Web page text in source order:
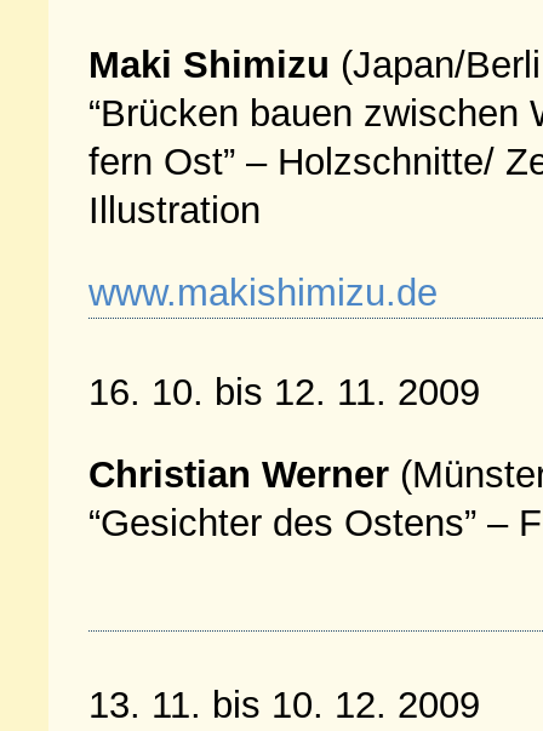
Maki Shimizu (Japan/
“Brücken bauen zwischen
fern Ost” – Holzschnitte/
Illustration
www.makishimizu.de
16. 10. bis 12. 11. 2009
Christian Werner
“Gesichter des Ostens” –
13. 11. bis 10. 12. 2009